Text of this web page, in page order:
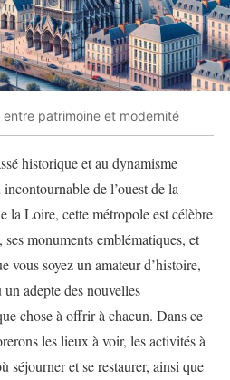
patrimoine et modernité
historique et au dynamisme
de l’ouest de la
la Loire, cette métropole est célèbre
monuments emblématiques, et
vous soyez un amateur d’histoire,
adepte des nouvelles
chose à offrir à chacun. Dans ce
les lieux à voir, les activités à
séjourner et se restaurer, ainsi que